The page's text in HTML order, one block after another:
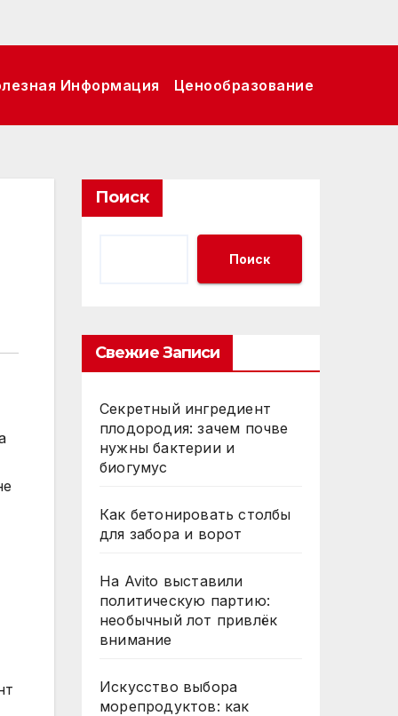
Информация Ценообразование
Поиск
Поиск
Свежие Записи
Секретный ингредиент
плодородия: зачем почве
нужны бактерии и
биогумус
Как бетонировать столбы
для забора и ворот
На Avito выставили
политическую партию:
необычный лот привлёк
внимание
Искусство выбора
морепродуктов: как